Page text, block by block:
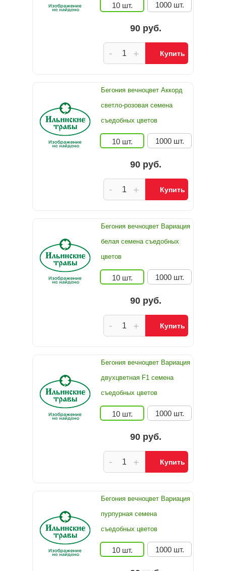
10 шт. 1000 шт.
90 руб.
+
- Купить
Бегония вечноцвет Аккорд
светло-розовая семена
съедобных цветов
10 шт. 1000 шт.
90 руб.
+
- Купить
Бегония вечноцвет Вариация
белая семена съедобных
цветов
10 шт. 1000 шт.
90 руб.
+
- Купить
Бегония вечноцвет Вариация
двухцветная F1 семена
съедобных цветов
10 шт. 1000 шт.
90 руб.
+
- Купить
Бегония вечноцвет Вариация
пурпурная семена
съедобных цветов
10 шт. 1000 шт.